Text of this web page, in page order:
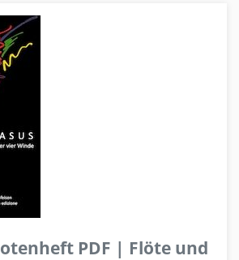
PDF | Flöte und